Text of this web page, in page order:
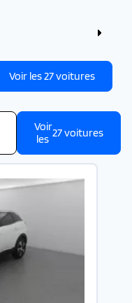
Voir les27voitures
Voir
les 27voitures